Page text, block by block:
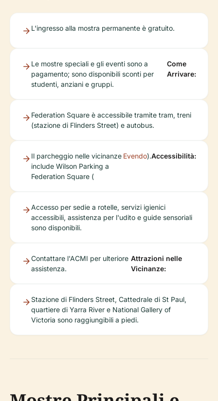
L'ingresso alla mostra permanente è gratuito.
Le mostre speciali e gli eventi sono a
pagamento; sono disponibili sconti per
studenti, anziani e gruppi.
Come
Arrivare:
Federation Square è accessibile tramite tram, treni
(stazione di Flinders Street) e autobus.
Il parcheggio nelle vicinanze
include Wilson Parking a
Federation Square (
Evendo).Accessibilità:
Accesso per sedie a rotelle, servizi igienici
accessibili, assistenza per l'udito e guide sensoriali
sono disponibili.
Contattare l'ACMI per ulteriore
assistenza.
Attrazioni nelle
Vicinanze:
Stazione di Flinders Street, Cattedrale di St Paul,
quartiere di Yarra River e National Gallery of
Victoria sono raggiungibili a piedi.